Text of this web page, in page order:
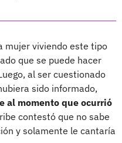
mujer viviendo este tipo
que se puede hacer
al ser cuestionado
sido informado,
al momento que ocurrió
contestó que no sabe
y solamente le cantaría